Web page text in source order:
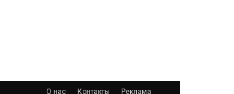
О нас Контакты Реклама